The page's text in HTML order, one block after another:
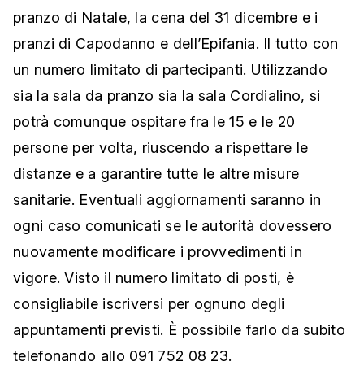
pranzo di Natale, la cena del 31 dicembre e i
pranzi di Capodanno e dell’Epifania. Il tutto con
un numero limitato di partecipanti. Utilizzando
sia la sala da pranzo sia la sala Cordialino, si
potrà comunque ospitare fra le 15 e le 20
persone per volta, riuscendo a rispettare le
distanze e a garantire tutte le altre misure
sanitarie. Eventuali aggiornamenti saranno in
ogni caso comunicati se le autorità dovessero
nuovamente modificare i provvedimenti in
vigore. Visto il numero limitato di posti, è
consigliabile iscriversi per ognuno degli
appuntamenti previsti. È possibile farlo da subito
telefonando allo 091 752 08 23.